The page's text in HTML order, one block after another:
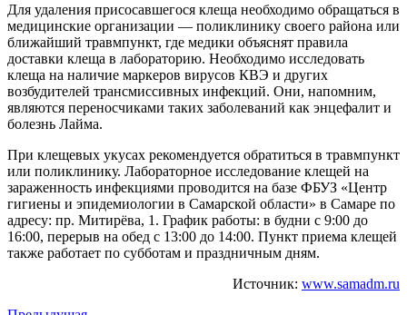
Для удаления присосавшегося клеща необходимо обращаться в
медицинские организации — поликлинику своего района или
ближайший травмпункт, где медики объяснят правила
доставки клеща в лабораторию. Необходимо исследовать
клеща на наличие маркеров вирусов КВЭ и других
возбудителей трансмиссивных инфекций. Они, напомним,
являются переносчиками таких заболеваний как энцефалит и
болезнь Лайма.
При клещевых укусах рекомендуется обратиться в травмпункт
или поликлинику. Лабораторное исследование клещей на
зараженность инфекциями проводится на базе ФБУЗ «Центр
гигиены и эпидемиологии в Самарской области» в Самаре по
адресу: пр. Митирёва, 1. График работы: в будни с 9:00 до
16:00, перерыв на обед с 13:00 до 14:00. Пункт приема клещей
также работает по субботам и праздничным дням.
Источник: www.samadm.ru